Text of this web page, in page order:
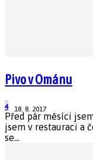
Pivo v Ománu
18. 8. 2017
4
Před pár měsíci
jsem v restauraci a
se...